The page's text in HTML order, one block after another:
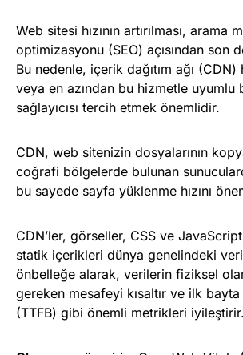
Web sitesi hızının artırılması, arama
optimizasyonu (SEO) açısından son
Bu nedenle, içerik dağıtım ağı (CDN)
veya en azından bu hizmetle uyumlu
sağlayıcısı tercih etmek önemlidir.
CDN, web sitenizin dosyalarının
coğrafi bölgelerde bulunan
bu sayede sayfa yüklenme hızını
CDN’ler, görseller, CSS ve
statik içerikleri dünya genelindeki
önbelleğe alarak, verilerin fiziksel
gereken mesafeyi kısaltır ve ilk bayta
(TTFB) gibi önemli metrikleri iyileştirir.